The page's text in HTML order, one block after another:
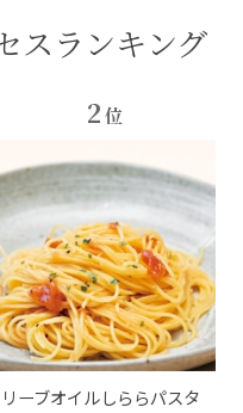
スランキング
2位
ーブオイルしららパスタ